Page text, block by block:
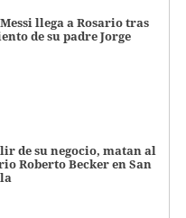
llega a Rosario tras
de su padre Jorge
de su negocio, matan al
Roberto Becker en San